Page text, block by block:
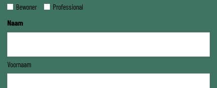
Bewoner Professional
Naam
Voornaam